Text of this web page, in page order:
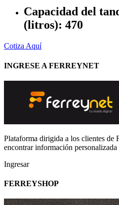
Capacidad del
(litros): 470
Cotiza Aquí
INGRESE A FERREYNET
Plataforma dirigida a los clientes de
encontrar información personalizada
Ingresar
FERREYSHOP